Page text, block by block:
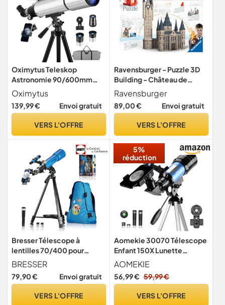
Oximytus Teleskop
Astronomie 90/600mm
Refraktor mit Alu-Stativ 2
Okularen
Oximytus
139,99 € Envoi gratuit
VERS L'OFFRE
Ravensburger - Puzzle 3D
Building - Château de
Poudlard - La Tour
d'Astronomie / Harry Potter
- A partir de 10 ans - 540
assembler sans colle -
Ravensburger
89,00 € Envoi gratuit
VERS L'OFFRE
Bresser Télescope à
lentilles 70/400 pour
Enfants à partir de 8 Ans,
débutants en Astronomie,
avec Sac à Dos,
pour Smartphone,
BRESSER
79,90 € Envoi gratuit
VERS L'OFFRE
5%
réduction
Aomekie 30070 Télescope
Enfant 150X Lunette
Astronomique Puissant
avec Adaptateur de
Smartphone Trépied
Chercheur pour Débutants
AOMEKIE
56,99 € 59,99 €
VERS L'OFFRE